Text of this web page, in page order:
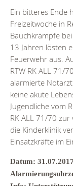
Ein bitteres Ende
Freizeitwoche in
Bauchkrämpfe
13 Jahren lösten
Feuerwehr aus.
RTW RK ALL 71/
alarmierte
keine akute
Jugendliche vom
RK ALL 71/70
die Kinderklinik
Einsatzkräfte im
Datum: 31.07.2017